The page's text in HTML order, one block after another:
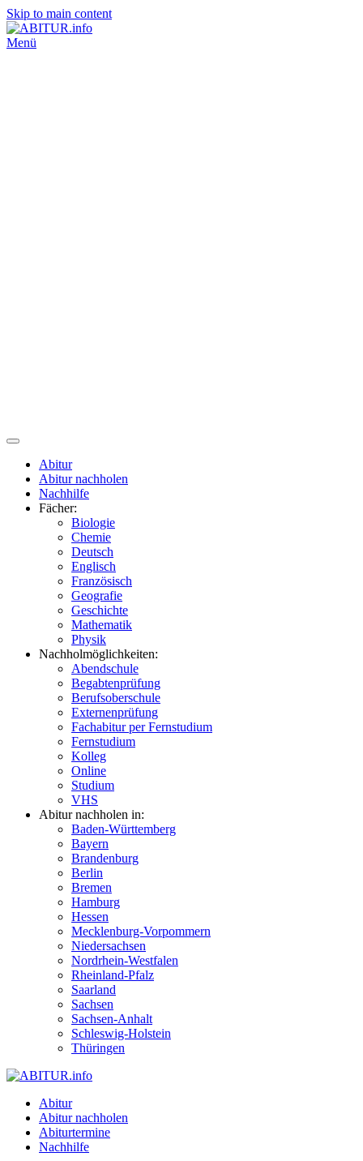
Skip to main content
Menü
Abitur
Abitur nachholen
Nachhilfe
Fächer:
Biologie
Chemie
Deutsch
Englisch
Französisch
Geografie
Geschichte
Mathematik
Physik
Nachholmöglichkeiten:
Abendschule
Begabtenprüfung
Berufsoberschule
Externenprüfung
Fachabitur per Fernstudium
Fernstudium
Kolleg
Online
Studium
VHS
Abitur nachholen in:
Baden-Württemberg
Bayern
Brandenburg
Berlin
Bremen
Hamburg
Hessen
Mecklenburg-Vorpommern
Niedersachsen
Nordrhein-Westfalen
Rheinland-Pfalz
Saarland
Sachsen
Sachsen-Anhalt
Schleswig-Holstein
Thüringen
Abitur
Abitur nachholen
Abiturtermine
Nachhilfe